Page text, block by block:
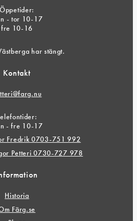
Öppetider:
- tor 10-17
fre 10-16
har stängt.
Kontakt
- fre 10-17
Fredrik 0703-751 992
Petteri 0730-727 978
Historia
Färg.se